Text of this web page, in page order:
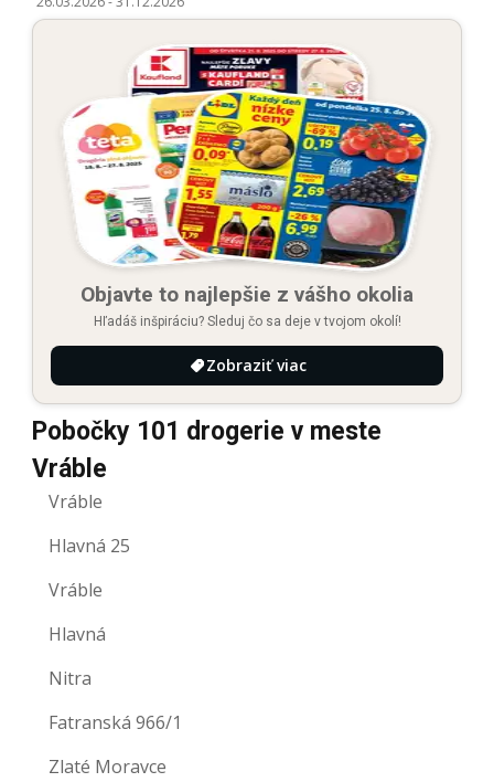
Objavte to najlepšie z vášho okolia
Hľadáš inšpiráciu? Sleduj čo sa deje v tvojom okolí!
Zobraziť viac
Pobočky 101 drogerie v meste
Vráble
Vráble
Hlavná 25
Vráble
Hlavná
Nitra
Fatranská 966/1
Zlaté Moravce